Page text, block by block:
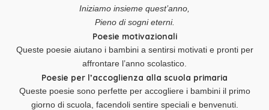
Iniziamo insieme quest’anno,
Pieno di sogni eterni.
Poesie motivazionali
Queste poesie aiutano i bambini a sentirsi motivati e pronti per
affrontare l’anno scolastico.
Poesie per l’accoglienza alla scuola primaria
Queste poesie sono perfette per accogliere i bambini il primo
giorno di scuola, facendoli sentire speciali e benvenuti.